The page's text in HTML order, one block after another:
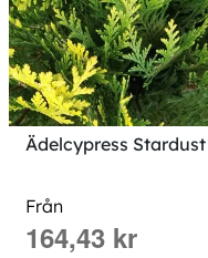
Ädelcypress Stardust
Från
164,43 kr